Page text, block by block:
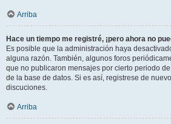
Arriba
Hace un tiempo me registré, ¡pero ahora no
Es posible que la administración haya
alguna razón. También, algunos foros
que no publicaron mensajes por cierto periodo
de la base de datos. Si es así, registrese de
discuciones.
Arriba